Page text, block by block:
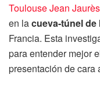
Toulouse Jean Jaurès
en lacueva-túnel de
Francia. Esta
para entender mejor
presentación de cara